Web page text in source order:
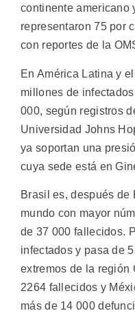
continente americano
representaron 75 por
con reportes de la
En América Latina y
millones de
000, según registros
Universidad Johns
ya soportan una
cuya sede está en
Brasil es, después de
mundo con mayor
de 37 000 fallecidos.
infectados y pasa de
extremos de la región
2264 fallecidos y
más de 14 000